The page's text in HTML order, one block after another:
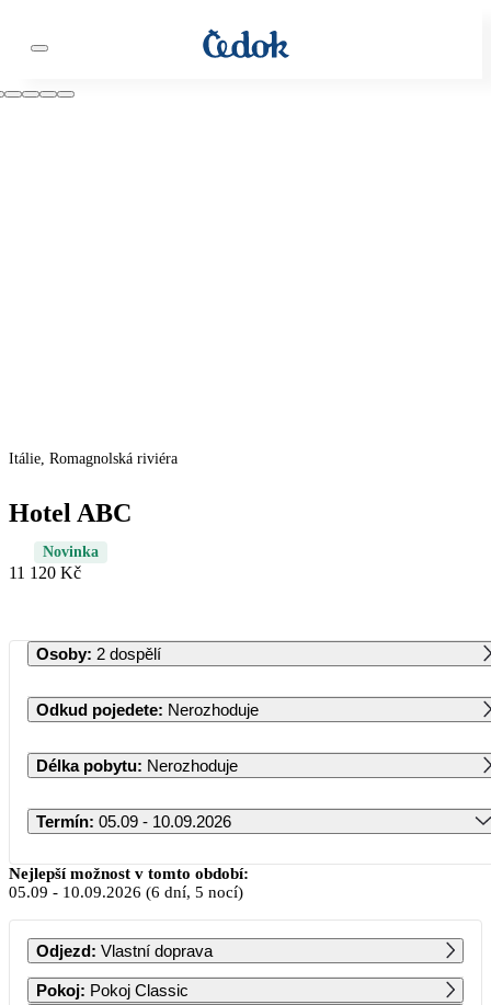
Itálie, Romagnolská riviéra
Hotel ABC
Novinka
11 120 Kč
Osoby: 2 dospělí
Odkud pojedete: Nerozhoduje
Délka pobytu: Nerozhoduje
Termín: 05.09 - 10.09.2026
Září 2026
PO ÚT ST ČT PÁ SO NE
1
12 350
2 3 4 5 6
Nejlepší možnost v tomto období:
05.09 - 10.09.2026 (6 dní, 5 nocí)
Odjezd: Vlastní doprava
Pokoj: Pokoj Classic